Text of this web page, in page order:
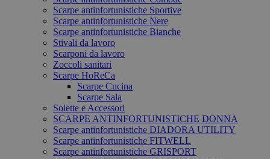
Scarpe antinfortunistiche Sportive
Scarpe antinfortunistiche Nere
Scarpe antinfortunistiche Bianche
Stivali da lavoro
Scarponi da lavoro
Zoccoli sanitari
Scarpe HoReCa
Scarpe Cucina
Scarpe Sala
Solette e Accessori
SCARPE ANTINFORTUNISTICHE DONNA
Scarpe antinfortunistiche DIADORA UTILITY
Scarpe antinfortunistiche FITWELL
Scarpe antinfortunistiche GRISPORT